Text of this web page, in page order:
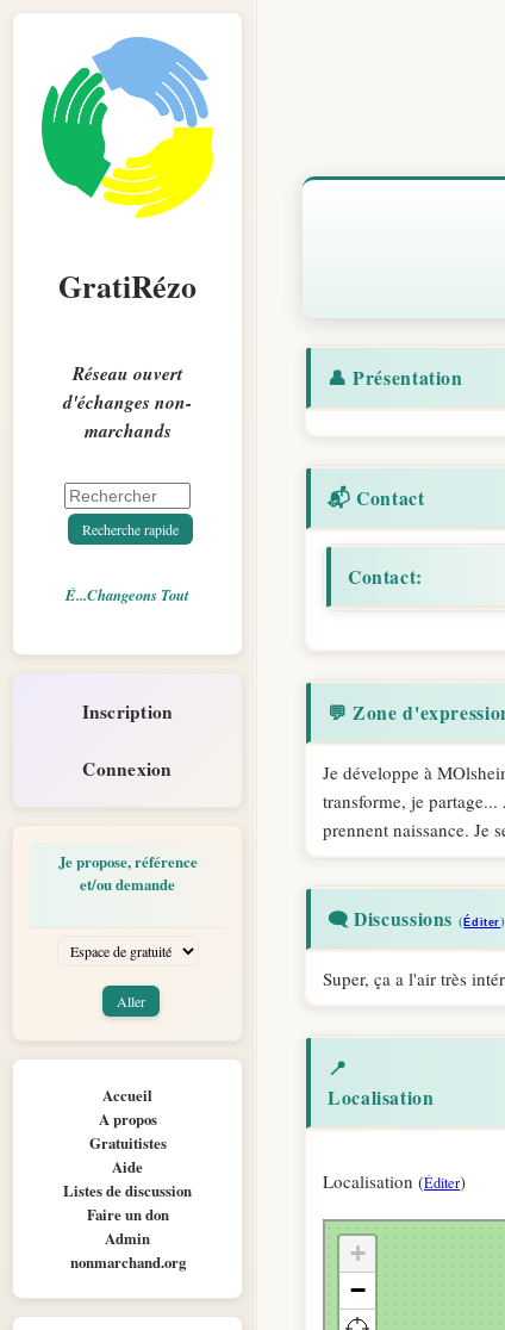
GratiRézo
Réseau ouvert
d'échanges non-
marchands
É...Changeons Tout
Inscription
Connexion
Je propose, référence
et/ou demande
Accueil
A propos
Gratuitistes
Aide
Listes de discussion
Faire un don
Admin
nonmarchand.org
👤 Présentation
📬 Contact
Contact:
💬 Zone
Je développe à
transforme, je
prennent naissance. Je
🗨️ Discussions (Éditer)
Super, ça a l'air très
📍
Localisation
Localisation (Éditer)